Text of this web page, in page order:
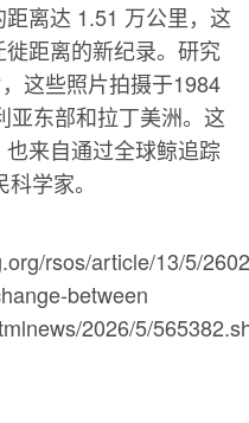
离达 1.51 万公里，这
距离的新纪录。研究
这些照片拍摄于1984
亚东部和拉丁美洲。这
来自通过全球鲸追踪
学家。
rsos/article/13/5/
between
2026/5/